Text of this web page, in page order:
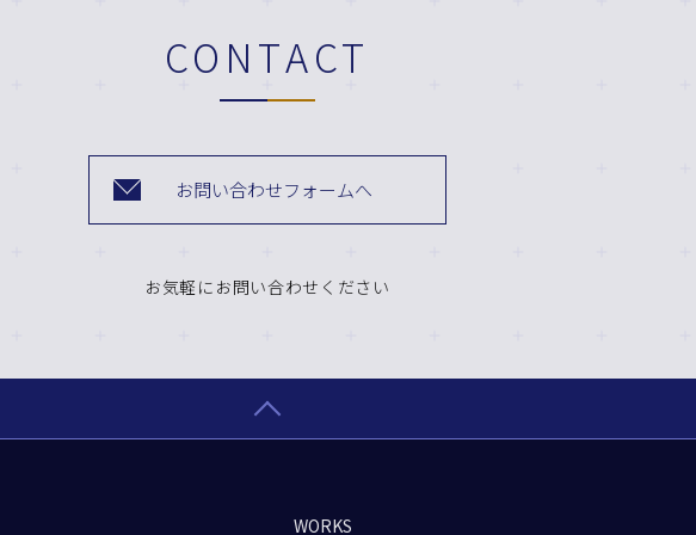
CONTACT
お問い合わせフォームへ
お気軽にお問い合わせください
WORKS